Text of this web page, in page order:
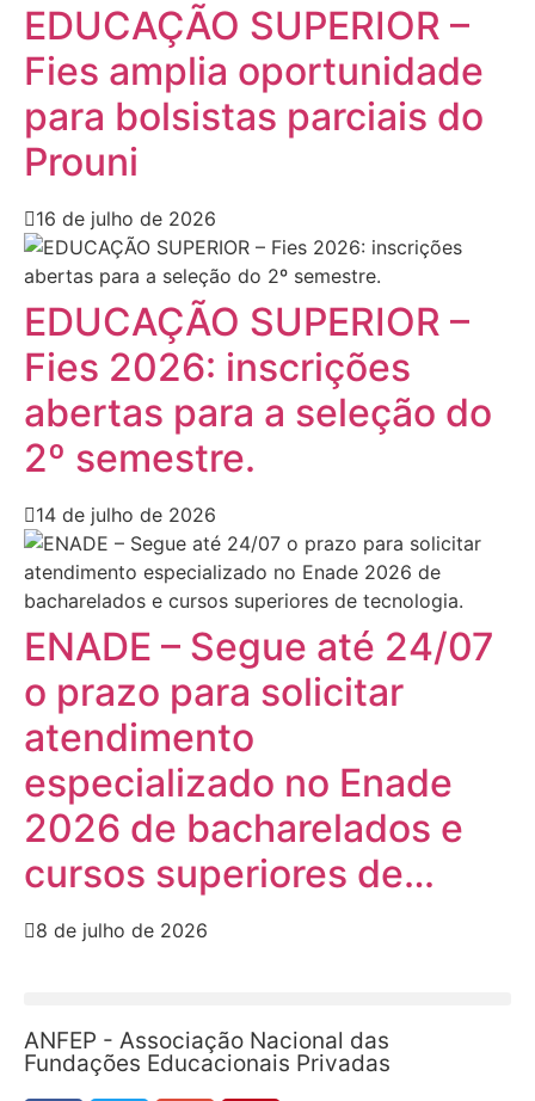
EDUCAÇÃO SUPERIOR –
Fies amplia oportunidade
para bolsistas parciais do
Prouni
16 de julho de 2026
EDUCAÇÃO SUPERIOR –
Fies 2026: inscrições
abertas para a seleção do
2º semestre.
14 de julho de 2026
ENADE – Segue até 24/07
o prazo para solicitar
atendimento
especializado no Enade
2026 de bacharelados e
cursos superiores de…
8 de julho de 2026
ANFEP - Associação Nacional das
Fundações Educacionais Privadas